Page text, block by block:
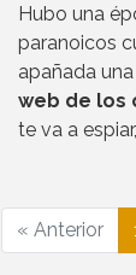
Hubo una
paranoicos
apañada
web de los
te va a
« Anterior